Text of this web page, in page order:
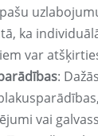
ka
var
:
vai